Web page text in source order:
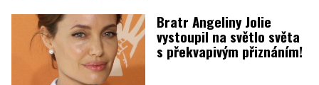
Bratr Angeliny Jolie
vystoupil na světlo světa
s překvapivým přiznáním!